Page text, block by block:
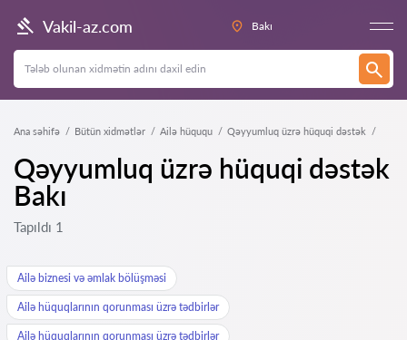
Vakil-az.com Bakı
Ana səhifə Bütün xidmətlər Ailə hüququ Qəyyumluq üzrə hüquqi dəstək
Qəyyumluq üzrə hüquqi dəstək
Bakı
Tapıldı 1
Ailə biznesi və əmlak bölüşməsi
Ailə hüquqlarının qorunması üzrə tədbirlər
Ailə hüquqlarının qorunması üzrə tədbirlər